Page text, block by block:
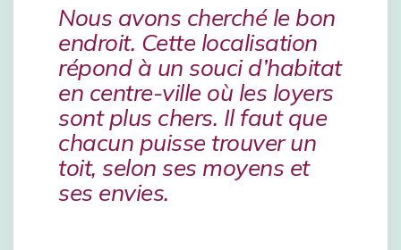
Nous avons cherché le bon
endroit. Cette localisation
répond à un souci d’habitat
en centre-ville où les loyers
sont plus chers. Il faut que
chacun puisse trouver un
toit, selon ses moyens et
ses envies.